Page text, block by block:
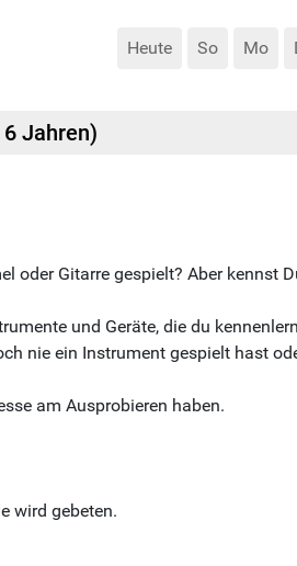
Heute So Mo
Jahren)
oder Gitarre gespielt? Aber kennst
und Geräte, die du
nie ein Instrument gespielt hast
am Ausprobieren haben.
wird gebeten.